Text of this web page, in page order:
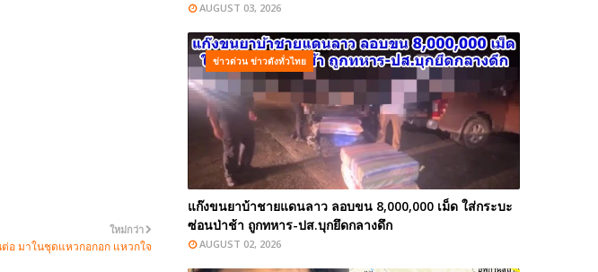
ใหม่กว่า
อ มาในชุดแหวกอกอก แหวกใจ
AUGUST 03, 2026
ข่าวด่วน ข่าวดังทั่วไทย
แก๊งขนยาบ้าชายแดนลาว ลอบขน 8,000,000 เม็ด ใส่กระบะ
ซ่อนป่าช้า ถูกทหาร-ปส.บุกยึดกลางดึก
AUGUST 02, 2026